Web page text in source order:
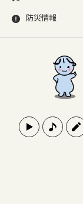
防災情報